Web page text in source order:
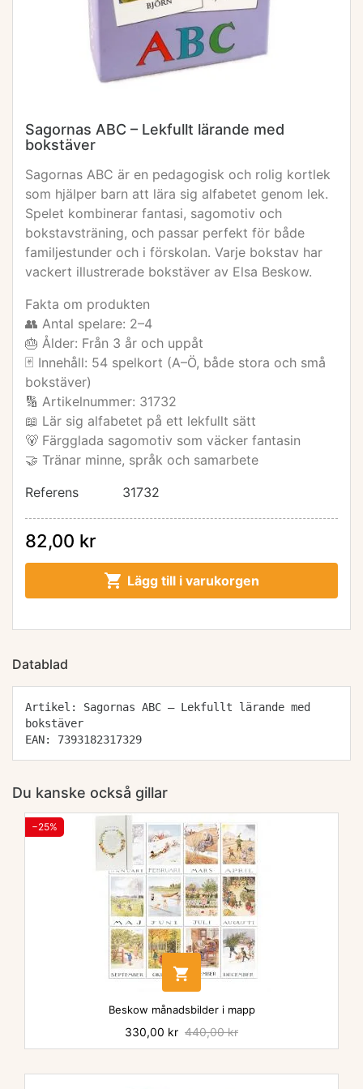
Sagornas ABC – Lekfullt lärande med
bokstäver
Sagornas ABC är en pedagogisk och rolig kortlek
som hjälper barn att lära sig alfabetet genom lek.
Spelet kombinerar fantasi, sagomotiv och
bokstavsträning, och passar perfekt för både
familjestunder och i förskolan. Varje bokstav har
vackert illustrerade bokstäver av Elsa Beskow.
Fakta om produkten
👥 Antal spelare: 2–4
🎂 Ålder: Från 3 år och uppåt
🃏 Innehåll: 54 spelkort (A–Ö, både stora och små
bokstäver)
🔢 Artikelnummer: 31732
📖 Lär sig alfabetet på ett lekfullt sätt
🐻 Färgglada sagomotiv som väcker fantasin
🤝 Tränar minne, språk och samarbete
Referens
31732
82,00 kr
 Lägg till i varukorgen
Datablad
Artikel: Sagornas ABC – Lekfullt lärande med
bokstäver
EAN: 7393182317329
Du kanske också gillar
−25%

Beskow månadsbilder i mapp
Pris
330,00 kr Baspris
440,00 kr